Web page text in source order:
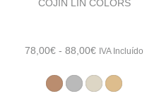
COJÍN LIN COLORS
78,00€ - 88,00€Rango
precios:
IVA Incluído